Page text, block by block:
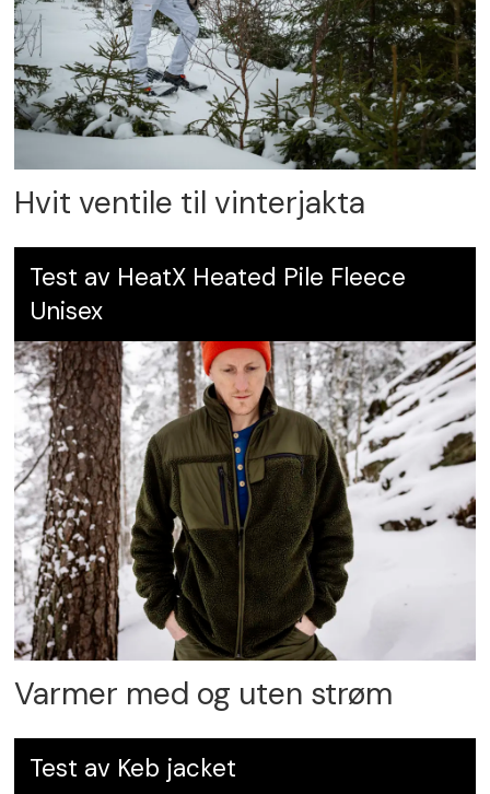
Hvit ventile til vinterjakta
Test av HeatX Heated Pile Fleece
Unisex
Varmer med og uten strøm
Test av Keb jacket